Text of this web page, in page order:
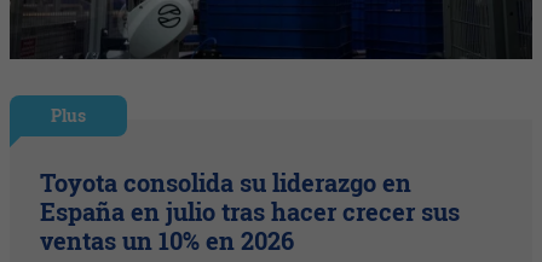
Plus
Toyota consolida su liderazgo en
España en julio tras hacer crecer sus
ventas un 10% en 2026